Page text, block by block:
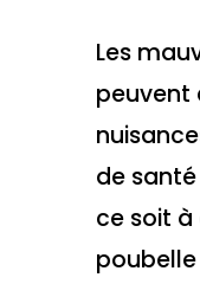
Les
peuvent
de
ce soit à